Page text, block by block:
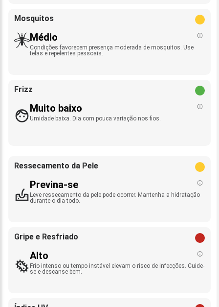
Mosquitos
Médio
Condições favorecem presença moderada de mosquitos. Use
telas e repelentes pessoais.
Frizz
Muito baixo
Umidade baixa. Dia com pouca variação nos fios.
Ressecamento da Pele
Previna-se
Leve ressecamento da pele pode ocorrer. Mantenha a hidratação
durante o dia todo.
Gripe e Resfriado
Alto
Frio intenso ou tempo instável elevam o risco de infecções. Cuide-
se e descanse bem.